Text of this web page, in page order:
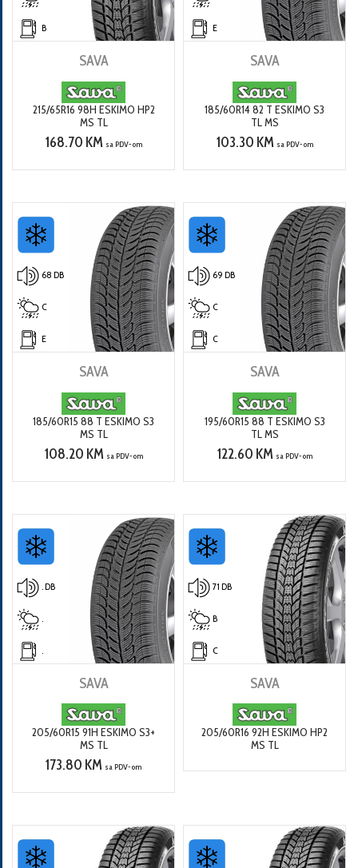
B
SAVA
215/65R16 98H ESKIMO HP2
MS TL
168.70 KM sa PDV-om
E
SAVA
185/60R14 82 T ESKIMO S3
TL MS
103.30 KM sa PDV-om
68 DB
C
E
SAVA
185/60R15 88 T ESKIMO S3
MS TL
108.20 KM sa PDV-om
69 DB
C
C
SAVA
195/60R15 88 T ESKIMO S3
TL MS
122.60 KM sa PDV-om
. DB
SAVA
205/60R15 91H ESKIMO S3+
MS TL
173.80 KM sa PDV-om
71 DB
B
C
SAVA
205/60R16 92H ESKIMO HP2
MS TL